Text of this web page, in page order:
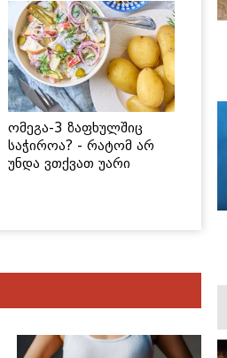
ომეგა-3 ზაფხულშიც
საჭიროა? - რატომ არ
უნდა ვთქვათ უარი